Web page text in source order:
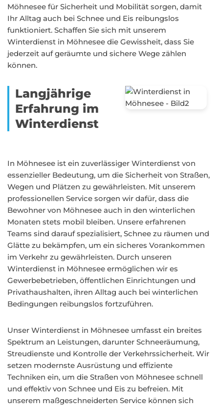
Möhnesee für Sicherheit und Mobilität sorgen, damit
Ihr Alltag auch bei Schnee und Eis reibungslos
funktioniert. Schaffen Sie sich mit unserem
Winterdienst in Möhnesee die Gewissheit, dass Sie
jederzeit auf geräumte und sichere Wege zählen
können.
Langjährige
Erfahrung im
Winterdienst
In Möhnesee ist ein zuverlässiger Winterdienst von
essenzieller Bedeutung, um die Sicherheit von Straßen,
Wegen und Plätzen zu gewährleisten. Mit unserem
professionellen Service sorgen wir dafür, dass die
Bewohner von Möhnesee auch in den winterlichen
Monaten stets mobil bleiben. Unsere erfahrenen
Teams sind darauf spezialisiert, Schnee zu räumen und
Glätte zu bekämpfen, um ein sicheres Vorankommen
im Verkehr zu gewährleisten. Durch unseren
Winterdienst in Möhnesee ermöglichen wir es
Gewerbebetrieben, öffentlichen Einrichtungen und
Privathaushalten, ihren Alltag auch bei winterlichen
Bedingungen reibungslos fortzuführen.
Unser Winterdienst in Möhnesee umfasst ein breites
Spektrum an Leistungen, darunter Schneeräumung,
Streudienste und Kontrolle der Verkehrssicherheit. Wir
setzen modernste Ausrüstung und effiziente
Techniken ein, um die Straßen von Möhnesee schnell
und effektiv von Schnee und Eis zu befreien. Mit
unserem maßgeschneiderten Service können sich